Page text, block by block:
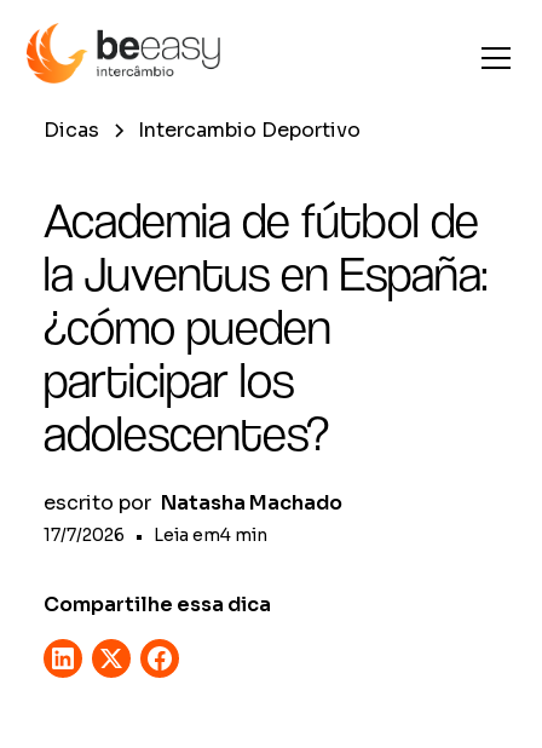
Dicas Intercambio Deportivo
Academia de fútbol de
la Juventus en España:
¿cómo pueden
participar los
adolescentes?
escrito por Natasha Machado
17/7/2026 • Leia em4 min
Compartilhe essa dica